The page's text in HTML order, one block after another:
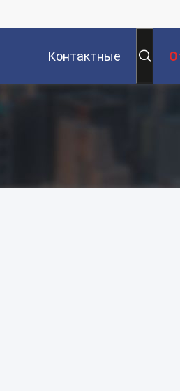
Контактные